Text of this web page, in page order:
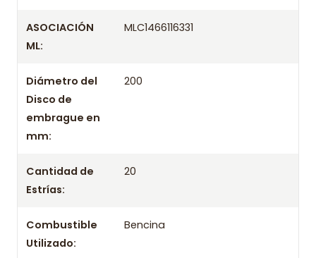
ASOCIACIÓN
ML:
MLC1466116331
Diámetro del
Disco de
embrague en
mm:
200
Cantidad de
Estrías:
20
Combustible
Utilizado:
Bencina